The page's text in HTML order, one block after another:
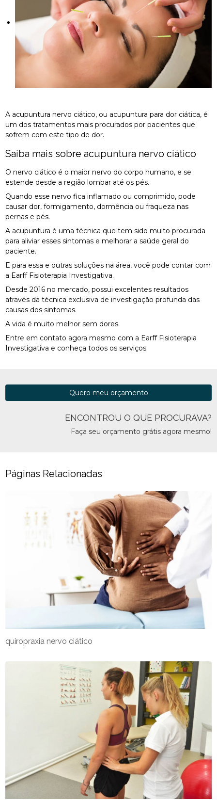
A acupuntura nervo ciático, ou acupuntura para dor ciática, é
um dos tratamentos mais procurados por pacientes que
sofrem com este tipo de dor.
Saiba mais sobre acupuntura nervo ciático
O nervo ciático é o maior nervo do corpo humano, e se
estende desde a região lombar até os pés.
Quando esse nervo fica inflamado ou comprimido, pode
causar dor, formigamento, dormência ou fraqueza nas
pernas e pés.
A acupuntura é uma técnica que tem sido muito procurada
para aliviar esses sintomas e melhorar a saúde geral do
paciente.
E para essa e outras soluções na área, você pode contar com
a Earff Fisioterapia Investigativa.
Desde 2016 no mercado, possui excelentes resultados
através da técnica exclusiva de investigação profunda das
causas dos sintomas.
A vida é muito melhor sem dores.
Entre em contato agora mesmo com a Earff Fisioterapia
Investigativa e conheça todos os serviços.
ENCONTROU O QUE PROCURAVA?
Faça seu orçamento grátis agora mesmo!
Quero meu orçamento
Páginas Relacionadas
quiropraxia nervo ciático